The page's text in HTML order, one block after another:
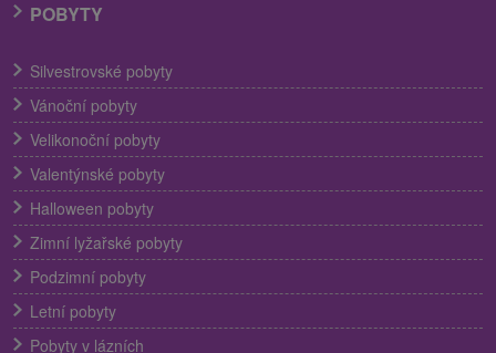
POBYTY
Silvestrovské pobyty
Vánoční pobyty
Velikonoční pobyty
Valentýnské pobyty
Halloween pobyty
Zimní lyžařské pobyty
Podzimní pobyty
Letní pobyty
Pobyty v lázních